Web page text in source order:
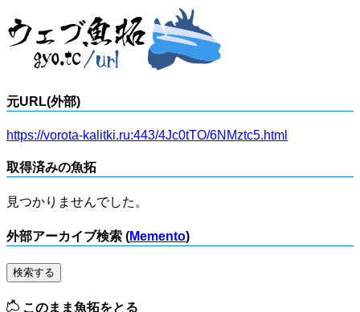
元URL(外部)
https://vorota-kalitki.ru:443/4Jc0tTO/6NMztc5.html
取得済みの魚拓
見つかりませんでした。
外部アーカイブ検索 (Memento)
検索する
このまま魚拓をとる